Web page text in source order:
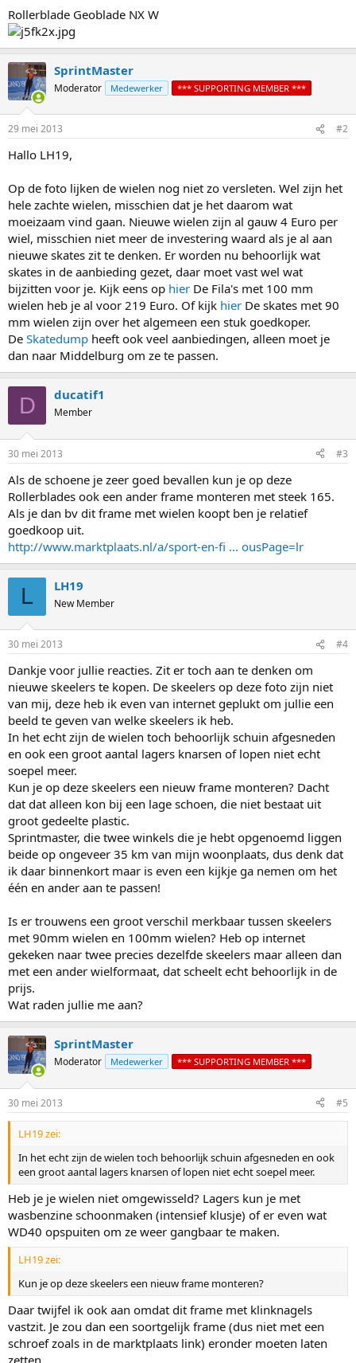
Rollerblade Geoblade NX W
SprintMaster
Moderator Medewerker *** SUPPORTING MEMBER ***
29 mei 2013 #2
Hallo LH19,
Op de foto lijken de wielen nog niet zo versleten. Wel zijn het
hele zachte wielen, misschien dat je het daarom wat
moeizaam vind gaan. Nieuwe wielen zijn al gauw 4 Euro per
wiel, misschien niet meer de investering waard als je al aan
nieuwe skates zit te denken. Er worden nu behoorlijk wat
skates in de aanbieding gezet, daar moet vast wel wat
bijzitten voor je. Kijk eens op hier De Fila's met 100 mm
wielen heb je al voor 219 Euro. Of kijk hier De skates met 90
mm wielen zijn over het algemeen een stuk goedkoper.
De Skatedump heeft ook veel aanbiedingen, alleen moet je
dan naar Middelburg om ze te passen.
D ducatif1
Member
30 mei 2013 #3
Als de schoene je zeer goed bevallen kun je op deze
Rollerblades ook een ander frame monteren met steek 165.
Als je dan bv dit frame met wielen koopt ben je relatief
goedkoop uit.
http://www.marktplaats.nl/a/sport-en-fi ... ousPage=lr
L LH19
New Member
30 mei 2013 #4
Dankje voor jullie reacties. Zit er toch aan te denken om
nieuwe skeelers te kopen. De skeelers op deze foto zijn niet
van mij, deze heb ik even van internet geplukt om jullie een
beeld te geven van welke skeelers ik heb.
In het echt zijn de wielen toch behoorlijk schuin afgesneden
en ook een groot aantal lagers knarsen of lopen niet echt
soepel meer.
Kun je op deze skeelers een nieuw frame monteren? Dacht
dat dat alleen kon bij een lage schoen, die niet bestaat uit
groot gedeelte plastic.
Sprintmaster, die twee winkels die je hebt opgenoemd liggen
beide op ongeveer 35 km van mijn woonplaats, dus denk dat
ik daar binnenkort maar is even een kijkje ga nemen om het
één en ander aan te passen!
Is er trouwens een groot verschil merkbaar tussen skeelers
met 90mm wielen en 100mm wielen? Heb op internet
gekeken naar twee precies dezelfde skeelers maar alleen dan
met een ander wielformaat, dat scheelt echt behoorlijk in de
prijs.
Wat raden jullie me aan?
SprintMaster
Moderator Medewerker *** SUPPORTING MEMBER ***
30 mei 2013 #5
LH19 zei:
In het echt zijn de wielen toch behoorlijk schuin afgesneden en ook
een groot aantal lagers knarsen of lopen niet echt soepel meer.
Heb je je wielen niet omgewisseld? Lagers kun je met
wasbenzine schoonmaken (intensief klusje) of er even wat
WD40 opspuiten om ze weer gangbaar te maken.
LH19 zei:
Kun je op deze skeelers een nieuw frame monteren?
Daar twijfel ik ook aan omdat dit frame met klinknagels
vastzit. Je zou dan een soortgelijk frame (dus niet met een
schroef zoals in de marktplaats link) eronder moeten laten
zetten.